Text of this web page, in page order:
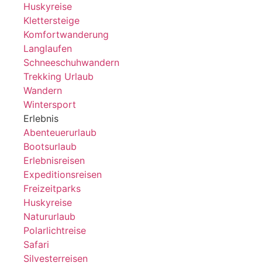
Huskyreise
Klettersteige
Komfortwanderung
Langlaufen
Schneeschuhwandern
Trekking Urlaub
Wandern
Wintersport
Erlebnis
Abenteuerurlaub
Bootsurlaub
Erlebnisreisen
Expeditionsreisen
Freizeitparks
Huskyreise
Natururlaub
Polarlichtreise
Safari
Silvesterreisen